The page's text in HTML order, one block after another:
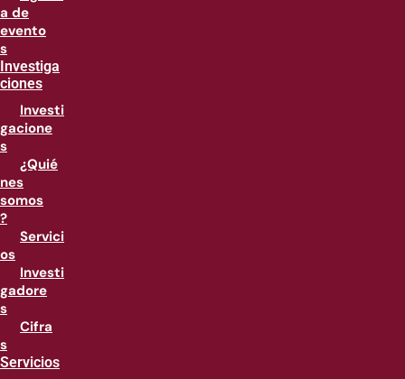
a de
evento
s
Investiga
ciones
Investi
gacione
s
¿Quié
nes
somos
?
Servici
os
Investi
gadore
s
Cifra
s
Servicios